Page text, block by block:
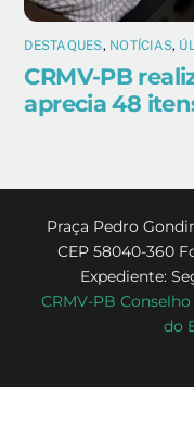
DESTAQUES, NOTÍCIAS,
CRMV-PB
aprecia 48
Praça Pedro
CEP 58040-360
Expediente:
CRMV-PB
do